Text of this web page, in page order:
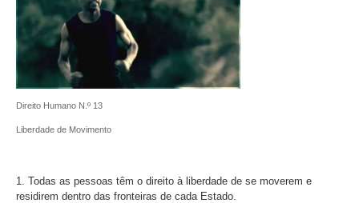
Direito Humano N.º 13
Liberdade de Movimento
1. Todas as pessoas têm o direito à liberdade de se moverem e
residirem dentro das fronteiras de cada Estado.